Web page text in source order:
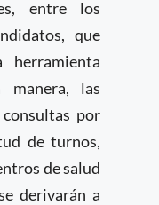
entre los
que
herramienta
manera, las
por
de turnos,
de salud
derivarán a